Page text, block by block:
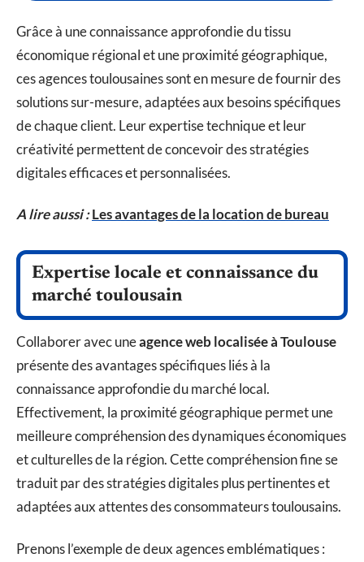
Grâce à une connaissance approfondie du tissu
économique régional et une proximité géographique,
ces agences toulousaines sont en mesure de fournir des
solutions sur-mesure, adaptées aux besoins spécifiques
de chaque client. Leur expertise technique et leur
créativité permettent de concevoir des stratégies
digitales efficaces et personnalisées.
A lire aussi :Les avantages de la location de bureau
Expertise locale et connaissance du
marché toulousain
Collaborer avec uneagence web localisée à Toulouse
présente des avantages spécifiques liés à la
connaissance approfondie du marché local.
Effectivement, la proximité géographique permet une
meilleure compréhension des dynamiques économiques
et culturelles de la région. Cette compréhension fine se
traduit par des stratégies digitales plus pertinentes et
adaptées aux attentes des consommateurs toulousains.
Prenons l’exemple de deux agences emblématiques :